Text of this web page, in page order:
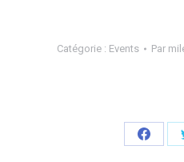
Catégorie : Events Par